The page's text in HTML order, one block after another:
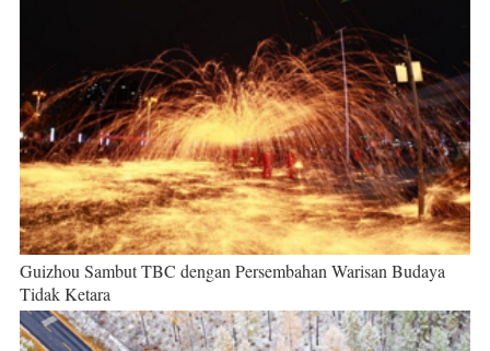
Guizhou Sambut TBC dengan Persembahan Warisan Budaya
Tidak Ketara